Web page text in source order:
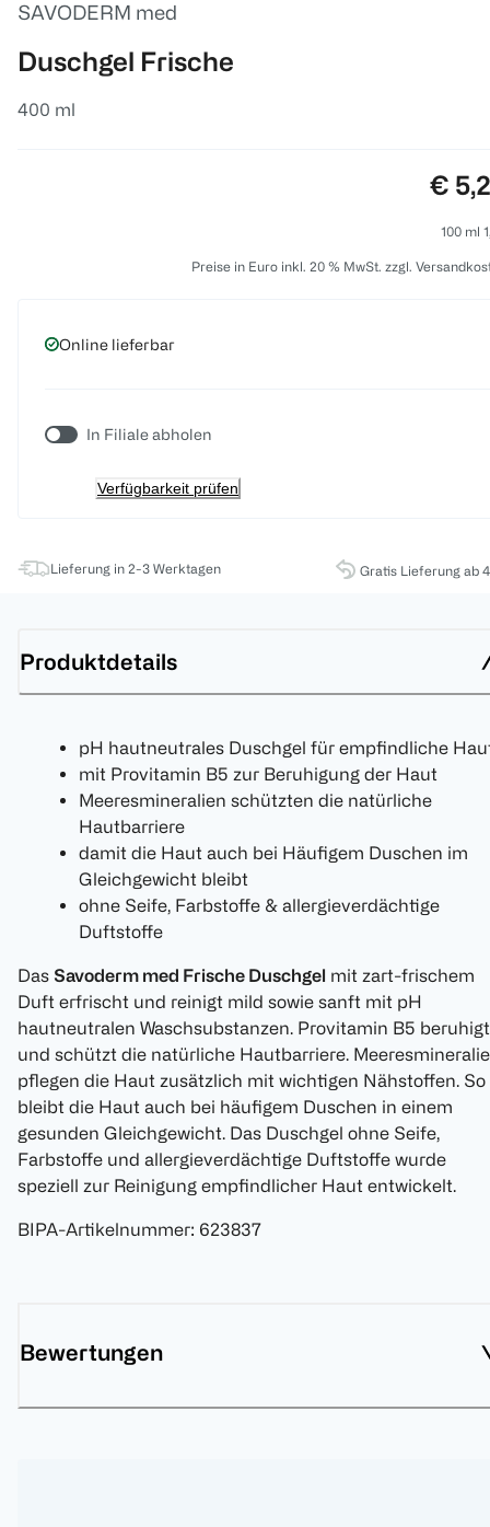
SAVODERM med
Duschgel Frische
400 ml
€
100 ml
Preise in Euro inkl. 20 % MwSt. zzgl.
Online lieferbar
In Filiale abholen
Verfügbarkeit prüfen
Lieferung in 2-3 Werktagen Gratis Lieferung ab
Produktdetails
pH hautneutrales Duschgel für empfindliche
mit Provitamin B5 zur Beruhigung der Haut
Meeresmineralien schützten die natürliche
Hautbarriere
damit die Haut auch bei Häufigem Duschen im
Gleichgewicht bleibt
ohne Seife, Farbstoffe & allergieverdächtige
Duftstoffe
Das Savoderm med Frische Duschgel mit zart-frischem
Duft erfrischt und reinigt mild sowie sanft mit pH
hautneutralen Waschsubstanzen. Provitamin B5 beruhigt
und schützt die natürliche Hautbarriere.
pflegen die Haut zusätzlich mit wichtigen Nähstoffen. So
bleibt die Haut auch bei häufigem Duschen in einem
gesunden Gleichgewicht. Das Duschgel ohne Seife,
Farbstoffe und allergieverdächtige Duftstoffe wurde
speziell zur Reinigung empfindlicher Haut entwickelt.
BIPA-Artikelnummer: 623837
Bewertungen